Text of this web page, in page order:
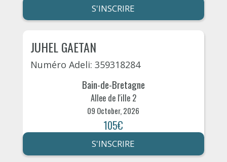
S'INSCRIRE
JUHEL GAETAN
Numéro Adeli: 359318284
Bain-de-Bretagne
Allee de l'ille 2
09 October, 2026
105€
S'INSCRIRE